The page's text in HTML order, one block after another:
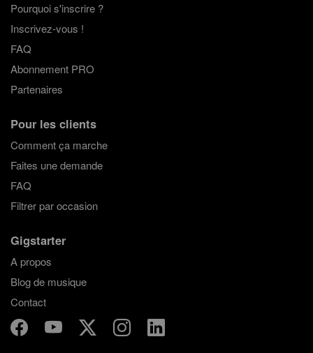
Pourquoi s'inscrire ?
Inscrivez-vous !
FAQ
Abonnement PRO
Partenaires
Pour les clients
Comment ça marche
Faites une demande
FAQ
Filtrer par occasion
Gigstarter
A propos
Blog de musique
Contact